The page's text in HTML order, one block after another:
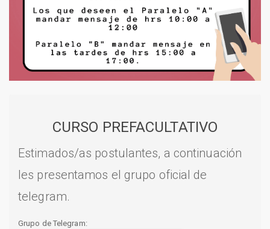
CURSO PREFACULTATIVO
Estimados/as postulantes, a continuación
les presentamos el grupo oficial de
telegram.
Grupo de Telegram: